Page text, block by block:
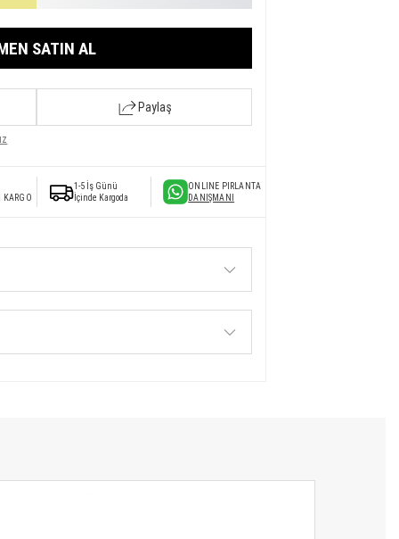
SATIN AL
Paylaş
KARGO
1-5 İş Günü
İçinde Kargoda
ONLINE PIRLANTA
DANIŞMANI